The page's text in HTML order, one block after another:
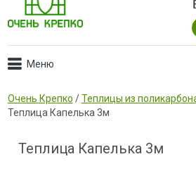
Очень Крепко /Теплицы из
Теплица Капелька 3м
Теплица Капелька 3м